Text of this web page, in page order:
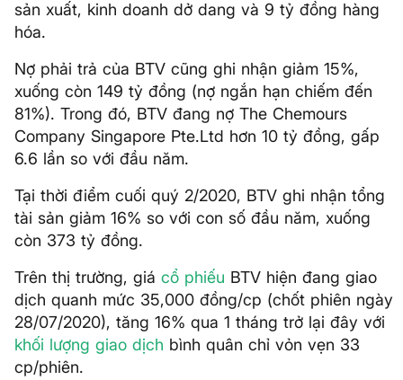
sản xuất, kinh doanh dở dang và 9 tỷ đồng hàng
hóa.
Nợ phải trả của BTV cũng ghi nhận giảm 15%,
xuống còn 149 tỷ đồng (nợ ngắn hạn chiếm đến
81%). Trong đó, BTV đang nợ The Chemours
Company Singapore Pte.Ltd hơn 10 tỷ đồng, gấp
6.6 lần so với đầu năm.
Tại thời điểm cuối quý 2/2020, BTV ghi nhận tổng
tài sản giảm 16% so với con số đầu năm, xuống
còn 373 tỷ đồng.
Trên thị trường, giá cổ phiếu BTV hiện đang giao
dịch quanh mức 35,000 đồng/cp (chốt phiên ngày
28/07/2020), tăng 16% qua 1 tháng trở lại đây với
khối lượng giao dịch bình quân chỉ vỏn vẹn 33
cp/phiên.